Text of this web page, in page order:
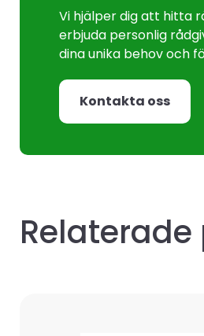
Vi hjälper dig att hitta
erbjuda personlig
dina unika behov och
Kontakta oss